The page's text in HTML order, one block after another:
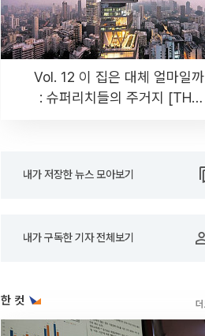
Vol. 12 이 집은 대체 얼마일까
: 슈퍼리치들의 주거지 [THE
내가 저장한 뉴스 모아보기
내가 구독한 기자 전체보기
한 컷